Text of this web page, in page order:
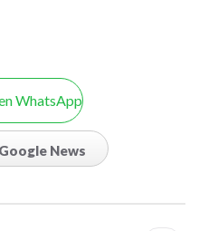
WhatsApp
Google News